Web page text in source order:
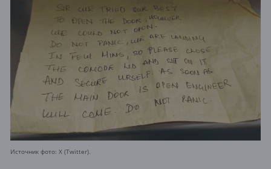
Источник фото: X (Twitter).